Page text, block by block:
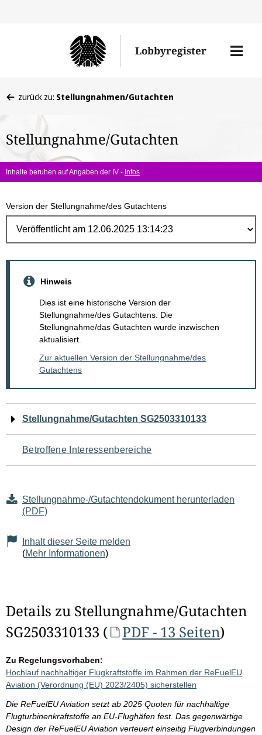
Lobbyregister
Menü
befinden
hier:
zurück zu: Stellungnahmen/Gutachten
Stellungnahme/Gutachten
Inhalte beruhen auf Angaben der IV - Infos
Version der Stellungnahme/des Gutachtens
Hinweis
Dies ist eine historische Version der
Stellungnahme/des Gutachtens. Die
Stellungnahme/das Gutachten wurde inzwischen
aktualisiert.
Zur aktuellen Version der Stellungnahme/des
Gutachtens
Navigation
für
den
Seiteninhalt
Stellungnahme/Gutachten SG2503310133
Betroffene Interessenbereiche
Stellungnahme-/Gutachtendokument herunterladen
(PDF)
Inhalt dieser Seite melden
(Mehr Informationen)
Details zu Stellungnahme/Gutachten
SG2503310133 (
PDF - 13 Seiten)
Zu Regelungsvorhaben:
Hochlauf nachhaltiger Flugkraftstoffe im Rahmen der ReFuelEU
Aviation (Verordnung (EU) 2023/2405) sicherstellen
Die ReFuelEU Aviation setzt ab 2025 Quoten für nachhaltige
Flugturbinenkraftstoffe an EU-Flughäfen fest. Das gegenwärtige
Design der ReFuelEU Aviation verteuert einseitig Flugverbindungen